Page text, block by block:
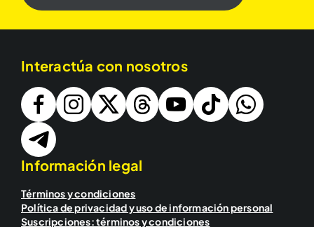
Interactúa con nosotros
Información legal
Términos y condiciones
Política de privacidad y uso de información personal
Suscripciones: términos y condiciones